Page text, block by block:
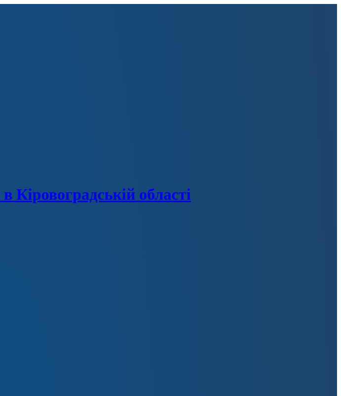
області